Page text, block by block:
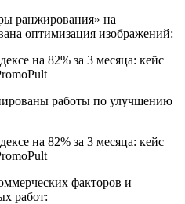
ранжирования» на
оптимизация изображений:
работы по улучшению
факторов и
работ: